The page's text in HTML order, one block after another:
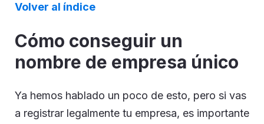
Volver al índice
Cómo conseguir un
nombre de empresa único
Ya hemos hablado un poco de esto, pero si vas
a registrar legalmente tu empresa, es importante